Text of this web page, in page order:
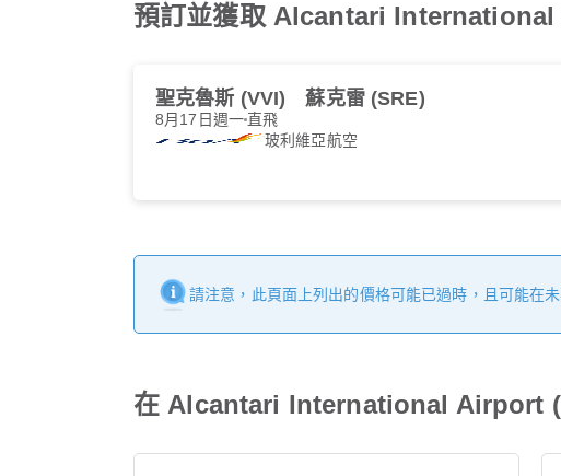
預訂並獲取 Alcantari
聖克魯斯 (VVI) 蘇克雷 (SRE)
8月17日週一直飛
玻利維亞航空
請注意，此頁面上列出的價格可能已過時，且可能在
在 Alcantari International Airport